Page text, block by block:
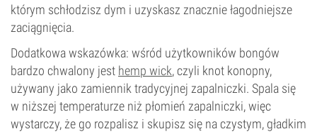
którym schłodzisz dym i uzyskasz znacznie łagodniejsze
zaciągnięcia.
Dodatkowa wskazówka: wśród użytkowników bongów
bardzo chwalony jest hemp wick, czyli knot konopny,
używany jako zamiennik tradycyjnej zapalniczki. Spala się
w niższej temperaturze niż płomień zapalniczki, więc
wystarczy, że go rozpalisz i skupisz się na czystym, gładkim